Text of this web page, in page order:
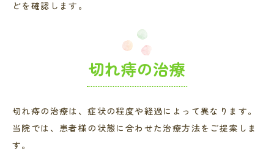
どを確認します。
切れ痔の治療
切れ痔の治療は、症状の程度や経過によって異なります。
当院では、患者様の状態に合わせた治療方法をご提案しま
す。